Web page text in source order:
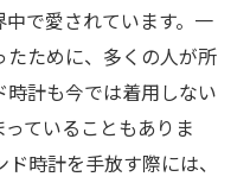
で愛されています。一
ために、多くの人が所
計も今では着用しない
ていることもありま
時計を手放す際には、